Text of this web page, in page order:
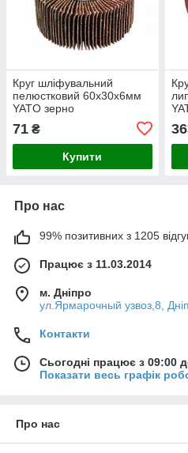
Круг шліфувальний
пелюстковий 60х30х6мм
YATO зерно
P40/P60/P80/P100/P120/P150
71 ₴
Купити
Про нас
99% позитивних з 1205
Працює з 11.03.2014
м. Дніпро
ул.Ярмарочный узвоз,8,
Контакти
Сьогодні працює з 09:00
Показати весь графік
Про нас